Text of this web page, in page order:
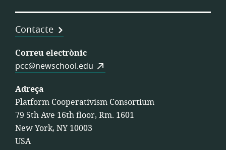
Contacte
Correu electrònic
pcc@newschool.edu
Adreça
Platform Cooperativism Consortium
79 5th Ave 16th floor, Rm. 1601
New York, NY 10003
USA